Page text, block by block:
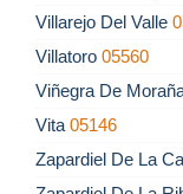
Villarejo Del Valle
Villatoro 05560
Viñegra De
Vita 05146
Zapardiel De La